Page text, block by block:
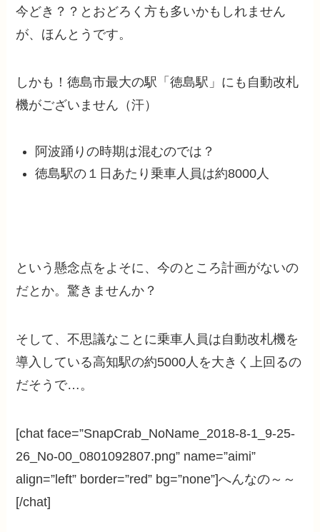
今どき？？とおどろく方も多いかもしれません
が、ほんとうです。
しかも！徳島市最大の駅「徳島駅」にも自動改札
機がございません（汗）
阿波踊りの時期は混むのでは？
徳島駅の１日あたり乗車人員は約8000人
という懸念点をよそに、今のところ計画がないの
だとか。驚きませんか？
そして、不思議なことに乗車人員は自動改札機を
導入している高知駅の約5000人を大きく上回るの
だそうで…。
[chat face=”SnapCrab_NoName_2018-8-1_9-25-
26_No-00_0801092807.png” name=”aimi”
align=”left” border=”red” bg=”none”]へんなの～～
[/chat]